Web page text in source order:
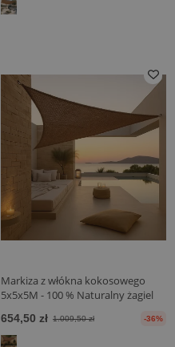
Markiza z włókna kokosowego
5x5x5M - 100 % Naturalny żagiel
654,50 zł 1.009,50 zł -36%